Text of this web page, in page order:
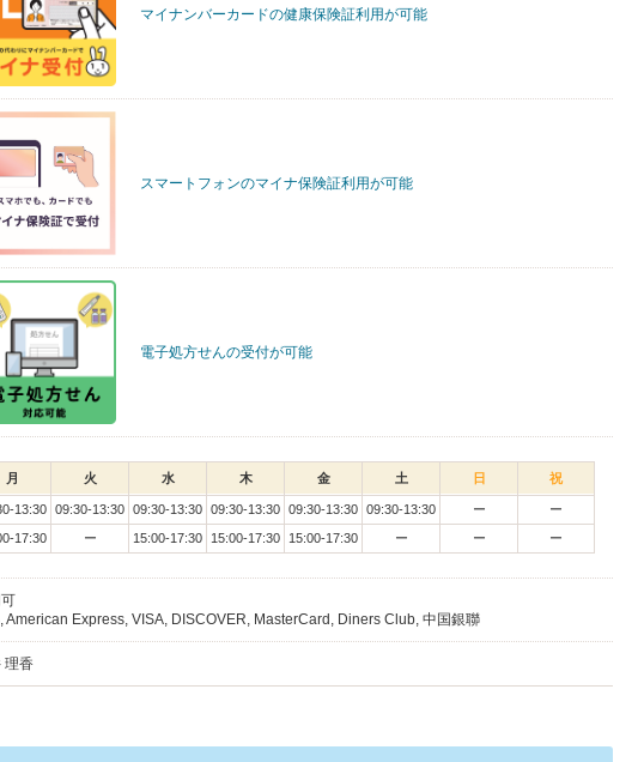
マイナンバーカードの健康保険証利用が可能
スマートフォンのマイナ保険証利用が可能
電子処方せんの受付が可能
月 火 水 木 金 土 日 祝
13:30 09:30-13:30 09:30-13:30 09:30-13:30 09:30-13:30 09:30-13:30 ー
ー
17:30
ー 15:00-17:30 15:00-17:30 15:00-17:30 ー ー ー
American Express, VISA, DISCOVER, MasterCard, Diners Club, 中国銀聯
理香